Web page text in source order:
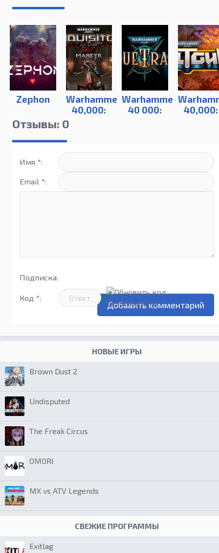
Zephon
Warhammer
40,000:
Inquisitor
Warhammer
40 000:
40,000:
Отзывы: 0
Имя *:
Email *:
Подписка:
Код *:
НОВЫЕ ИГРЫ
Brown Dust 2
Undisputed
The Freak Circus
OMORI
MX vs ATV Legends
СВЕЖИЕ ПРОГРАММЫ
Exitlag